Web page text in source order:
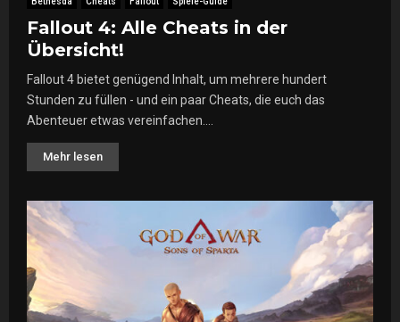
Fallout 4: Alle Cheats in der
Übersicht!
Fallout 4 bietet genügend Inhalt, um mehrere hundert
Stunden zu füllen - und ein paar Cheats, die euch das
Abenteuer etwas vereinfachen....
Mehr lesen